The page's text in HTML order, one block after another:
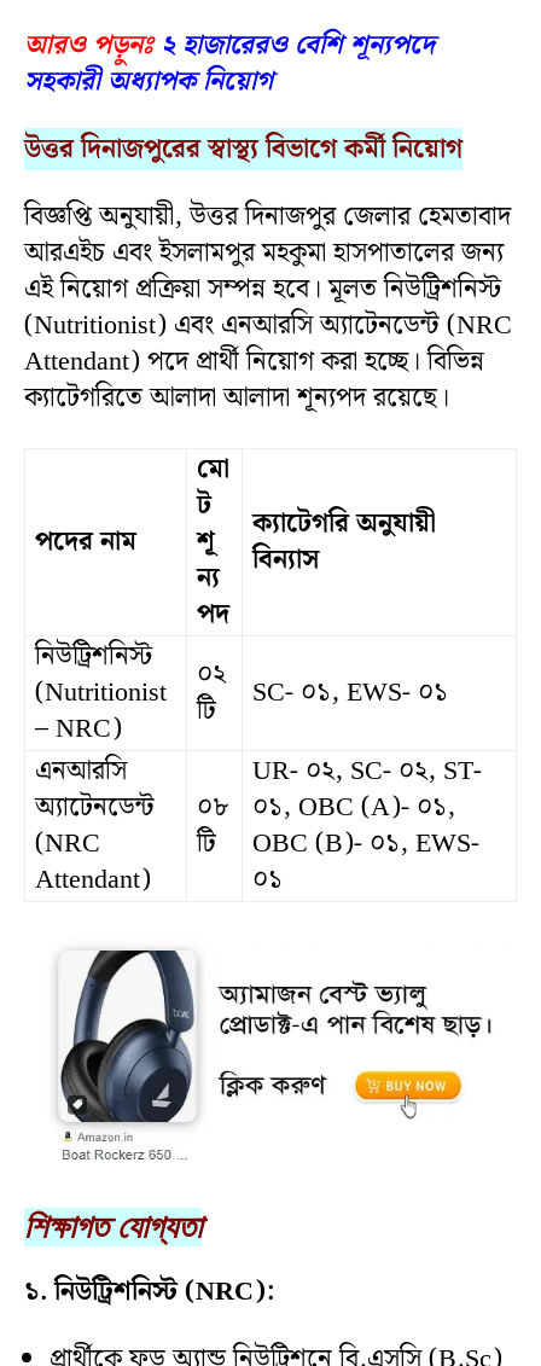
আরও পড়ুনঃ ২ হাজারেরও বেশি শূন্যপদে
সহকারী অধ্যাপক নিয়োগ
উত্তর দিনাজপুরের স্বাস্থ্য বিভাগে কর্মী নিয়োগ
বিজ্ঞপ্তি অনুযায়ী, উত্তর দিনাজপুর জেলার হেমতাবাদ
আরএইচ এবং ইসলামপুর মহকুমা হাসপাতালের জন্য
এই নিয়োগ প্রক্রিয়া সম্পন্ন হবে। মূলত নিউট্রিশনিস্ট
(Nutritionist) এবং এনআরসি অ্যাটেনডেন্ট (NRC
Attendant) পদে প্রার্থী নিয়োগ করা হচ্ছে। বিভিন্ন
ক্যাটেগরিতে আলাদা আলাদা শূন্যপদ রয়েছে।
পদেরনাম
মো
ট
শূ
ন্য
পদ
ক্যাটেগরিঅনুযায়ী
বিন্যাস
নিউট্রিশনিস্ট
(Nutritionist
– NRC)
০২
টি
SC- ০১, EWS- ০১
এনআরসি
অ্যাটেনডেন্ট
(NRC
Attendant)
০৮
টি
UR- ০২, SC- ০২, ST-
০১, OBC (A)- ০১,
OBC (B)- ০১, EWS-
০১
শিক্ষাগত যোগ্যতা
১. নিউট্রিশনিস্ট (NRC):